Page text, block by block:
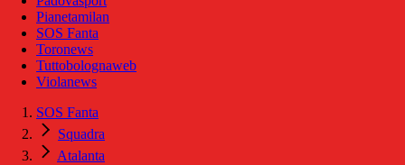
Pianetamilan
SOS Fanta
Toronews
Tuttobolognaweb
Violanews
SOS Fanta
Squadra
Atalanta